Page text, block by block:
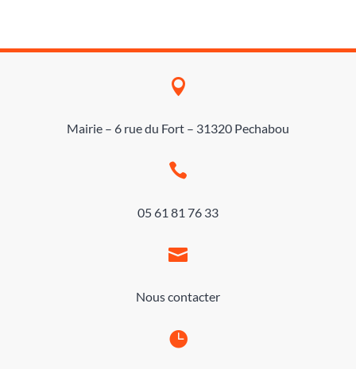

Mairie – 6 rue du Fort – 31320 Pechabou

05 61 81 76 33

Nous contacter
